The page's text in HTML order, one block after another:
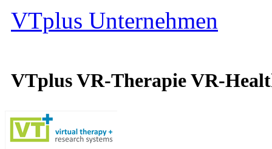
VTplus Unternehmen
VTplus VR-Therapie VR-